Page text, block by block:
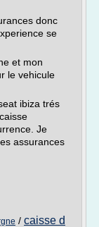
donc
se
et mon
le vehicule
ibiza trés
Je
assurances
/ caisse d